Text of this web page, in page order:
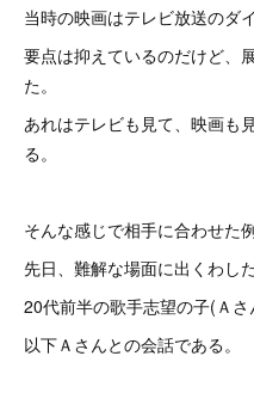
当時の映画はテレビ放送のダ
要点は抑えているのだけど、
た。
あれはテレビも見て、映画も
る。
そんな感じで相手に合わせた
先日、難解な場面に出くわした
20代前半の歌手志望の子(Ａさ
以下Ａさんとの会話である。